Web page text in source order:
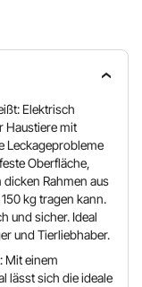
Elektrisch
Haustiere mit
Leckageprobleme
Oberfläche,
Rahmen aus
kg tragen kann.
und sicher. Ideal
und Tierliebhaber.
Mit einem
lässt sich die ideale